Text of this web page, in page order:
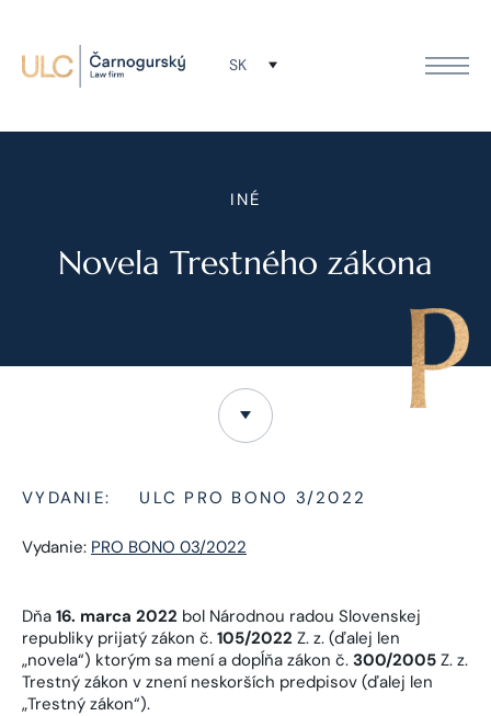
SK
INÉ
Novela Trestného zákona
VYDANIE: ULC PRO BONO 3/2022
Vydanie: PRO BONO 03/2022
Dňa 16. marca 2022 bol Národnou radou Slovenskej
republiky prijatý zákon č. 105/2022 Z. z. (ďalej len
„novela“) ktorým sa mení a dopĺňa zákon č. 300/2005 Z. z.
Trestný zákon v znení neskorších predpisov (ďalej len
„Trestný zákon“).